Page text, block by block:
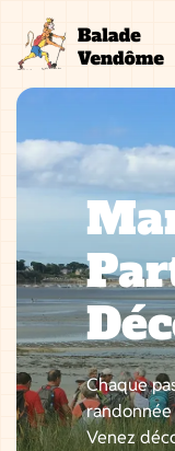
contenu
Chaque
Venez